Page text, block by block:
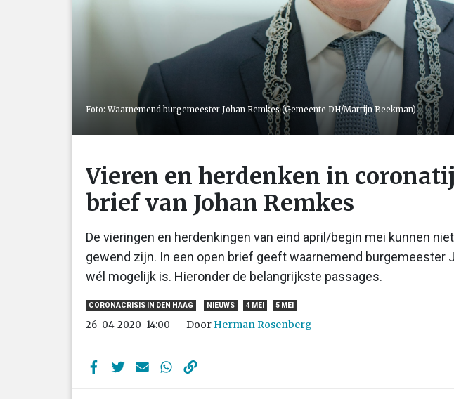
Foto: Waarnemend burgemeester Johan Remkes (Gemeente DH/Martijn Beekman).
Vieren en herdenken in
brief van Johan Remkes
De vieringen en herdenkingen van eind april/begin mei kunnen
gewend zijn. In een open brief geeft waarnemend burgemeester
wél mogelijk is. Hieronder de belangrijkste passages.
CORONACRISIS IN DEN HAAG NIEUWS 4 MEI 5 MEI
26-04-2020 14:00 Door Herman Rosenberg